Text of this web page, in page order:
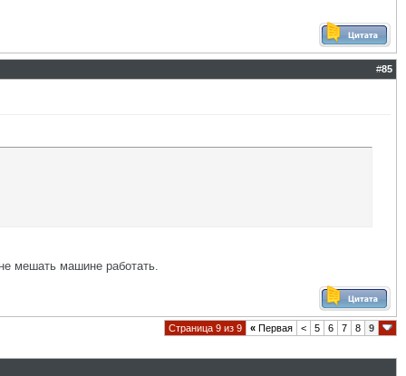
#85
мешать машине работать.
Страница 9 из 9 « Первая < 5 6 7 8 9